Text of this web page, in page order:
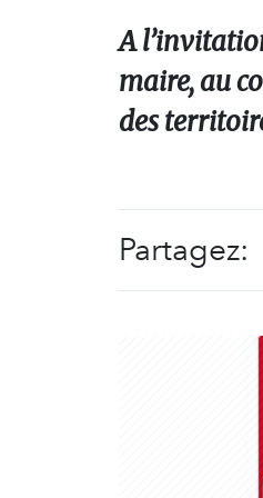
A
maire, au
des
Partagez: